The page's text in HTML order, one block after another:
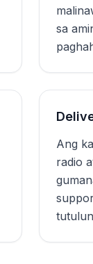
sa
Ang
radio